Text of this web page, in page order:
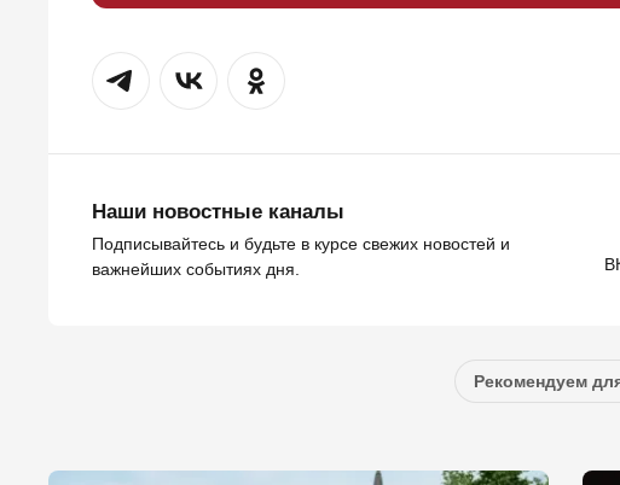
Наши новостные каналы
Подписывайтесь и будьте в курсе свежих новостей и
важнейших событиях дня.
Рекомендуем